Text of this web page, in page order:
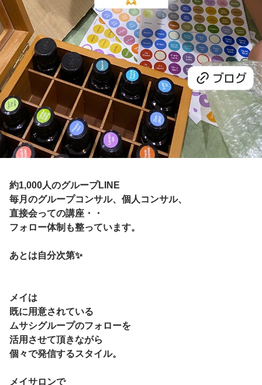
約1,000人のグループLINE
毎月のグループコンサル、個人コンサル、
直接会っての講座・・
フォロー体制も整っています。
あとは自分次第✨
メイは
既に用意されている
ムサシグループのフォローを
活用させて頂きながら
個々で発信するスタイル。
メイサロンで